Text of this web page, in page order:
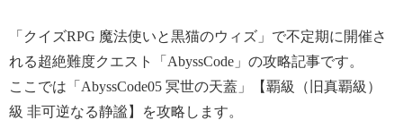
「クイズRPG 魔法使いと黒猫のウィズ」で不定期に開催さ
れる超絶難度クエスト「AbyssCode」の攻略記事です。
ここでは「AbyssCode05 冥世の天蓋」【覇級（旧真覇級）
級 非可逆なる静謐】を攻略します。